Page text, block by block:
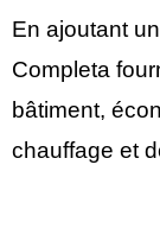
En ajoutant
Completa
bâtiment,
chauffage et